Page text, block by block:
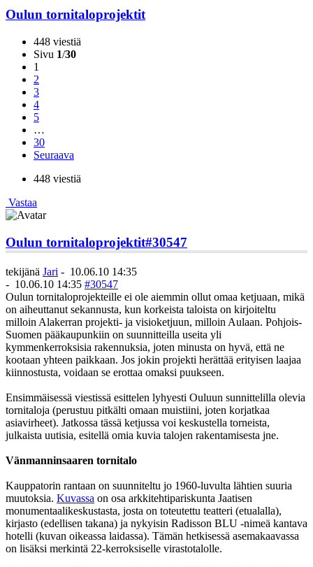
Oulun tornitaloprojektit
448 viestiä
Sivu 1/30
1
2
3
4
5
…
30
Seuraava
448 viestiä
Vastaa
Oulun tornitaloprojektit#30547
tekijänä Jari - 10.06.10 14:35
- 10.06.10 14:35 #30547
Oulun tornitaloprojekteille ei ole aiemmin ollut omaa ketjuaan, mikä
on aiheuttanut sekannusta, kun korkeista taloista on kirjoiteltu
milloin Alakerran projekti- ja visioketjuun, milloin Aulaan. Pohjois-
Suomen pääkaupunkiin on suunnitteilla useita yli
kymmenkerroksisia rakennuksia, joten minusta on hyvä, että ne
kootaan yhteen paikkaan. Jos jokin projekti herättää erityisen laajaa
kiinnostusta, voidaan se erottaa omaksi puukseen.
Ensimmäisessä viestissä esittelen lyhyesti Ouluun sunnittelilla olevia
tornitaloja (perustuu pitkälti omaan muistiini, joten korjatkaa
asiavirheet). Jatkossa tässä ketjussa voi keskustella torneista,
julkaista uutisia, esitellä omia kuvia talojen rakentamisesta jne.
Vänmanninsaaren tornitalo
Kauppatorin rantaan on suunniteltu jo 1960-luvulta lähtien suuria
muutoksia. Kuvassa on osa arkkitehtipariskunta Jaatisen
monumentaalikeskustasta, josta on toteutettu teatteri (etualalla),
kirjasto (edellisen takana) ja nykyisin Radisson BLU -nimeä kantava
hotelli (kuvan oikeassa laidassa). Tämän hetkisessä asemakaavassa
on lisäksi merkintä 22-kerroksiselle virastotalolle.